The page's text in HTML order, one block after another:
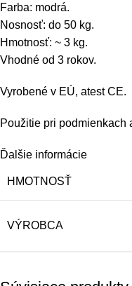
Farba: modrá.
Nosnosť: do 50 kg.
Hmotnosť: ~ 3 kg.
Vhodné od 3 rokov.
Vyrobené v EÚ, atest CE.
Použitie pri podmienkach
Ďalšie informácie
HMOTNOSŤ
VÝROBCA